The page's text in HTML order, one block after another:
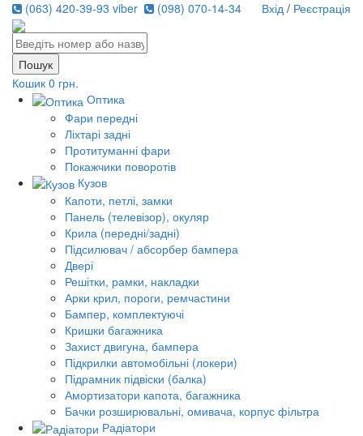
(063) 420-39-93 viber (098) 070-14-34 Вхід / Реєстрація
Кошик 0 грн.
Оптика
Фари передні
Ліхтарі задні
Протитуманні фари
Покажчики поворотів
Кузов
Капоти, петлі, замки
Панель (телевізор), окуляр
Крила (передні/задні)
Підсилювач / абсорбер бампера
Двері
Решітки, рамки, накладки
Арки крил, пороги, ремчастини
Бампер, комплектуючі
Кришки багажника
Захист двигуна, бампера
Підкрилки автомобільні (локери)
Підрамник підвіски (балка)
Амортизатори капота, багажника
Бачки розширювальні, омивача, корпус фільтра
Радіатори